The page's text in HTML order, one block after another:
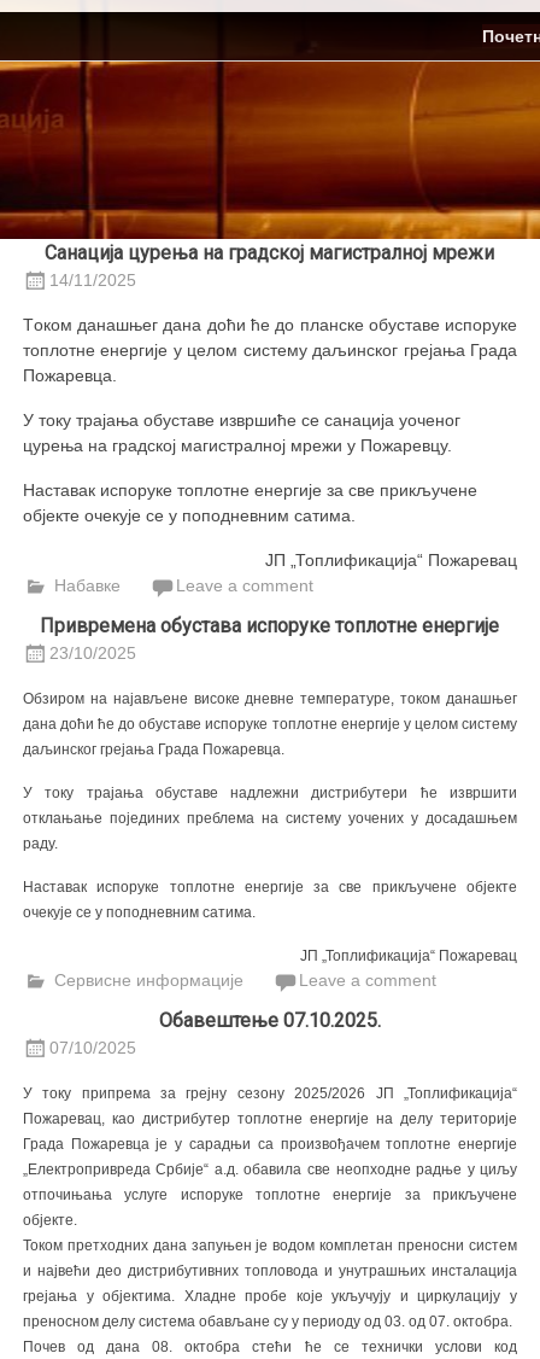
Skip
content
Санација цурења на градској магистралној мрежи
14/11/2025
Tоком данашњег дана доћи ће до планске обуставе испоруке
топлотне енергије у целом систему даљинског грејања Града
Пожаревца.
У току трајања обуставе извршиће се санација уоченог
цурења на градској магистралној мрежи у Пожаревцу.
Наставак испоруке топлотне енергије за све прикључене
објекте очекује се у поподневним сатима.
ЈП „Топлификација“ Пожаревац
Набавке
Leave a comment
Привремена обуставa испоруке топлотне енергије
23/10/2025
Обзиром на најављене високе дневне температуре, током данашњег
дана доћи ће до обуставе испоруке топлотне енергије у целом систему
даљинског грејања Града Пожаревца.
У току трајања обуставе надлежни дистрибутери ће извршити
отклањање појединих преблема на систему уочених у досадашњем
раду.
Наставак испоруке топлотне енергије за све прикључене објекте
очекује се у поподневним сатима.
ЈП „Топлификација“ Пожаревац
Сервисне информације Leave a comment
Обавештење 07.10.2025.
07/10/2025
У току припрема за грејну сезону 2025/2026 ЈП „Топлификација“
Пожаревац, као дистрибутер топлотне енергије на делу територије
Града Пожаревца је у сарадњи са произвођачем топлотне енергије
„Електропривреда Србије“ а.д. обавила све неопходне радње у циљу
отпочињања услуге испоруке топлотне енергије за прикључене
објекте.
Током претходних дана запуњен је водом комплетан преносни систем
и највећи део дистрибутивних топловода и унутрашњих инсталација
грејања у објектима. Хладне пробе које укључују и циркулацију у
преносном делу система обављане су у периоду од 03. од 07. октобра.
Почев од дана 08. октобра стећи ће се технички услови код